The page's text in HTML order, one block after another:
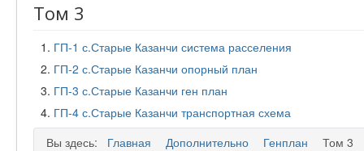
Том 3
ГП-1 с.Старые Казанчи система расселения
ГП-2 с.Старые Казанчи опорный план
ГП-3 с.Старые Казанчи ген план
ГП-4 с.Старые Казанчи транспортная схема
Вы здесь:
Главная Дополнительно Генплан Том 3